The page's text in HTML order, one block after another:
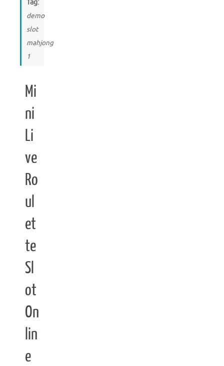
Tag:
demo
slot
mahjong
1
Mi
ni
Li
ve
Ro
ul
et
te
Sl
ot
On
lin
e